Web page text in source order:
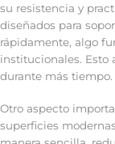
su resistencia y
diseñados para
rápidamente, algo
institucionales. Esto
durante más tiempo.
Otro aspecto
superficies